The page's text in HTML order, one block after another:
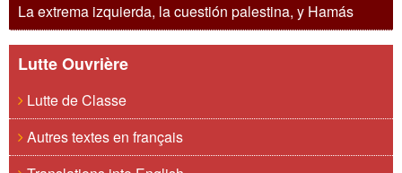
La extrema izquierda, la cuestión palestina, y Hamás
Lutte Ouvrière
Lutte de Classe
Autres textes en français